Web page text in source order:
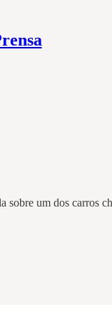
um dos carros